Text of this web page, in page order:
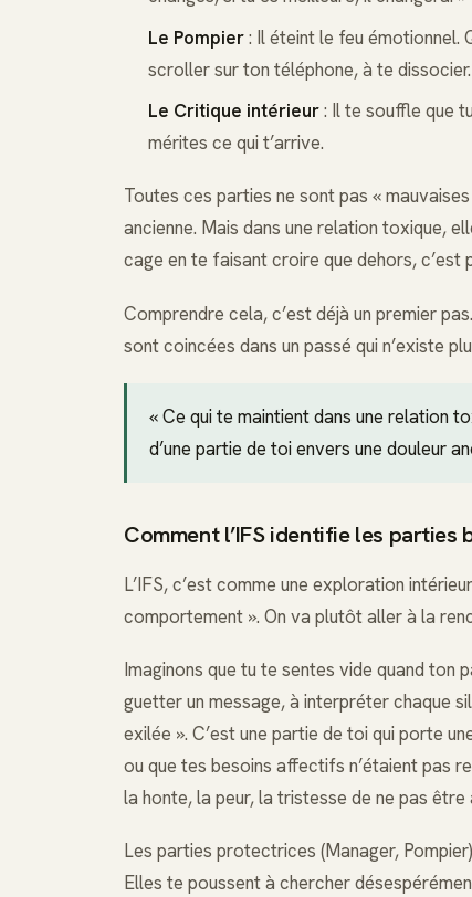
Le Pompier: Il éteint le feu émotionnel.
scroller sur ton téléphone, à te
Le Critique intérieur: Il te souffle que
mérites ce qui t’arrive.
Toutes ces parties ne sont pas «
ancienne. Mais dans une relation toxique,
cage en te faisant croire que dehors, c’est
Comprendre cela, c’est déjà un premier
sont coincées dans un passé qui n’existe
« Ce qui te maintient dans une relation
d’une partie de toi envers une douleur
Comment l’IFS identifie les
L’IFS, c’est comme une exploration
comportement ». On va plutôt aller à la
Imaginons que tu te sentes vide quand ton
guetter un message, à interpréter chaque
exilée ». C’est une partie de toi qui porte
ou que tes besoins affectifs n’étaient pas
la honte, la peur, la tristesse de ne pas être
Les parties protectrices (Manager,
Elles te poussent à chercher